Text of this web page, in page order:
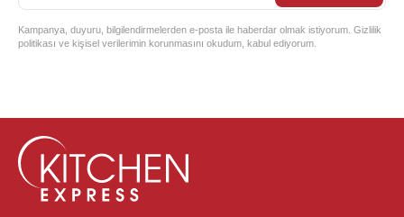
Kampanya, duyuru, bilgilendirmelerden e-posta ile haberdar olmak istiyorum. Gizlilik
politikası ve kişisel verilerimin korunmasını okudum, kabul ediyorum.